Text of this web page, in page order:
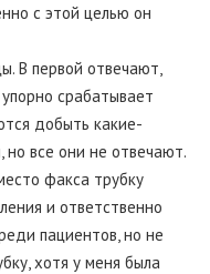
с этой целью он
В первой отвечают,
срабатывает
добыть какие-
все они не отвечают.
факса трубку
и ответственно
пациентов, но не
хотя у меня была